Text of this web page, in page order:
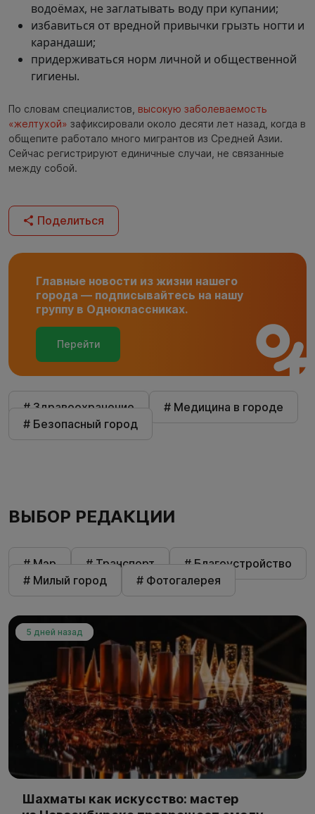
водоёмах, не заглатывать воду при купании;
избавиться от вредной привычки грызть ногти и
карандаши;
придерживаться норм личной и общественной
гигиены.
По словам специалистов, высокую заболеваемость
«желтухой» зафиксировали около десяти лет назад, когда в
общепите работало много мигрантов из Средней Азии.
Сейчас регистрируют единичные случаи, не связанные
между собой.
Поделиться
Главные новости из жизни нашего
города — подписывайтесь на нашу
группу в Одноклассниках.
Перейти
# Здравоохранение
# Медицина в городе
# Безопасный город
ВЫБОР РЕДАКЦИИ
# Мэр # Транспорт
# Благоустройство
# Милый город
# Фотогалерея
5 дней назад
Шахматы как искусство: мастер